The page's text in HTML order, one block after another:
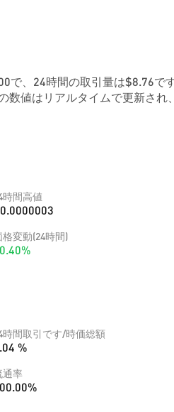
、24時間の取引量は$8.76です
数値はリアルタイムで更新され
時間高値
格変動(24時間)
時間取引です/時価総額
%
通率